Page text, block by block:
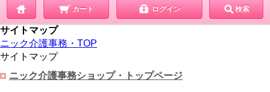
カート ログイン 検索
サイトマップ
ニック介護事務・TOP
サイトマップ
ニック介護事務ショップ・トップページ